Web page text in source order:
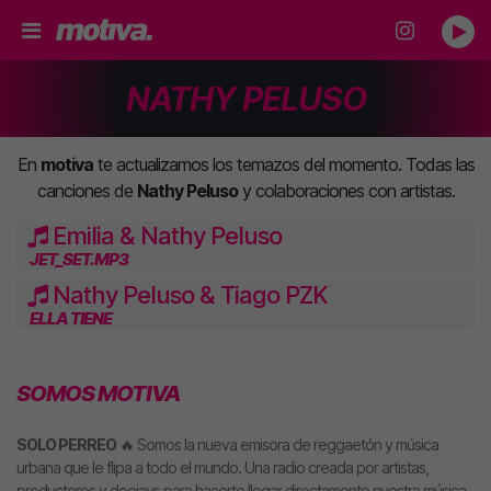
NATHY PELUSO
En motivate actualizamos los temazos del momento. Todas las
canciones de Nathy Pelusoy colaboraciones con artistas.
Emilia & Nathy Peluso
JET_SET.MP3
Nathy Peluso & Tiago PZK
ELLA TIENE
SOMOS MOTIVA
SOLO PERREO 🔥 Somos la nueva emisora de reggaetón y música
urbana que le flipa a todo el mundo. Una radio creada por artistas,